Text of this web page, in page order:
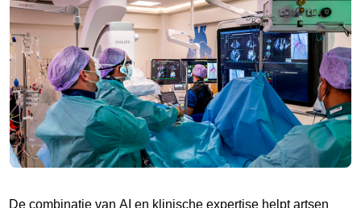
De combinatie van AI en klinische expertise helpt artsen